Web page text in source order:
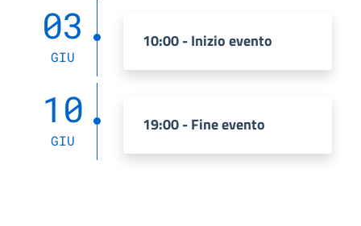
03
GIU
10:00 - Inizio evento
10
GIU
19:00 - Fine evento